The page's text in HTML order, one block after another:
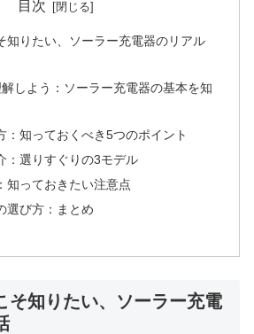
目次
知りたい、ソーラー充電器のリアル
しよう：ソーラー充電器の基本を知
：知っておくべき5つのポイント
：選りすぐりの3モデル
知っておきたい注意点
選び方：まとめ
そ知りたい、ソーラー充電